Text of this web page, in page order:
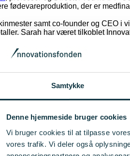
Samtykke
Denne hjemmeside bruger cookies
Vi bruger cookies til at tilpasse
vores trafik. Vi deler også
fødevareproduktion, der er
samt co-founder og CEO i
Sarah har været tilkoblet
hos virksomheden
for kvanteteknologi med fokus på
Professor ved IT-Universitetet i
CEO og founder af den cirkulære
forsker i elektrolyseteknologi samt